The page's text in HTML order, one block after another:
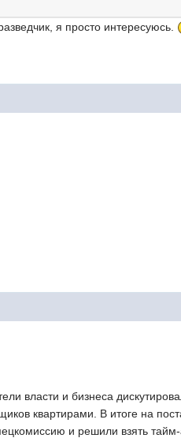
я просто интересуюсь.
власти и бизнеса
квартирами. В итоге на
и решили взять